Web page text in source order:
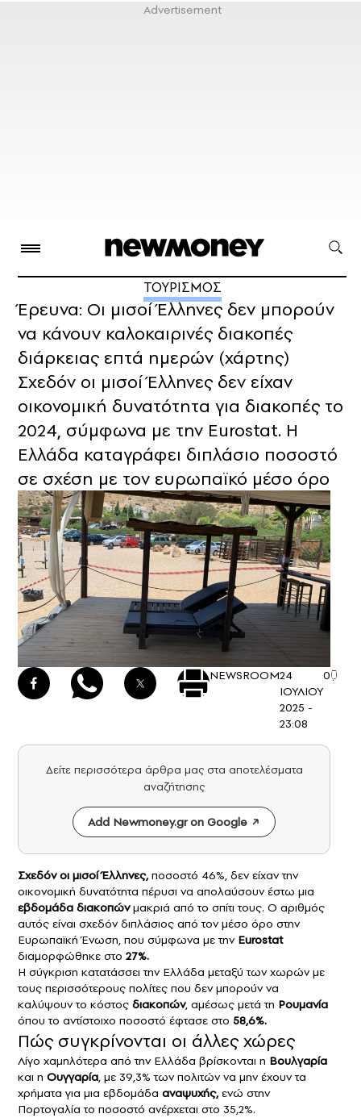
ΤΟΥΡΙΣΜΟΣ
Έρευνα: Οι μισοί Έλληνες δεν μπορούν
να κάνουν καλοκαιρινές διακοπές
διάρκειας επτά ημερών (χάρτης)
Σχεδόν οι μισοί Έλληνες δεν είχαν
οικονομική δυνατότητα για διακοπές το
2024, σύμφωνα με την Eurostat. Η
Ελλάδα καταγράφει διπλάσιο ποσοστό
σε σχέση με τον ευρωπαϊκό μέσο όρο
NEWSROOM24
ΙΟΥΛΙΟΥ
2025 -
23:08
0
Δείτε περισσότερα άρθρα μας στα αποτελέσματα
αναζήτησης
Add Newmoney.gr on Google
Σχεδόν οι μισοί Έλληνες,ποσοστό 46%, δεν είχαν την
οικονομική δυνατότητα πέρυσι να απολαύσουν έστω μια
εβδομάδα διακοπώνμακριά από το σπίτι τους. Ο αριθμός
αυτός είναι σχεδόν διπλάσιος από τον μέσο όρο στην
Ευρωπαϊκή Ένωση, που σύμφωνα με την Eurostat
διαμορφώθηκε στο 27%.
Η σύγκριση κατατάσσει την Ελλάδα μεταξύ των χωρών με
τους περισσότερους πολίτες που δεν μπορούν να
καλύψουν το κόστος διακοπών, αμέσως μετά τη Ρουμανία
όπου το αντίστοιχο ποσοστό έφτασε στο 58,6%.
Πώς συγκρίνονται οι άλλες χώρες
Λίγο χαμηλότερα από την Ελλάδα βρίσκονται η Βουλγαρία
και η Ουγγαρία, με 39,3% των πολιτών να μην έχουν τα
χρήματα για μια εβδομάδα αναψυχής,ενώ στην
Πορτογαλία το ποσοστό ανέρχεται στο 35,2%.